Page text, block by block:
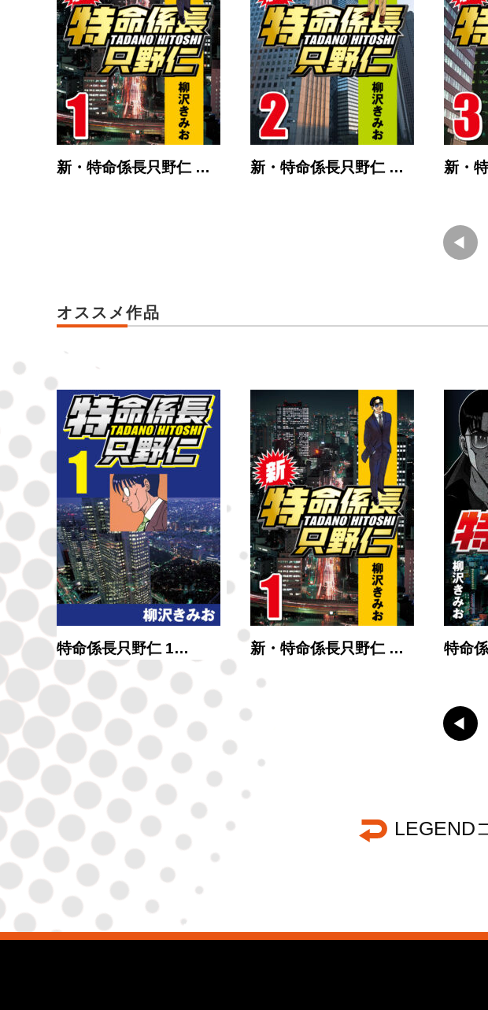
新・特命係長只野仁 … 新・特命係長只野仁 … 新・
オススメ作品
特命係長只野仁 1… 新・特命係長只野仁 … 特命
LEGEND